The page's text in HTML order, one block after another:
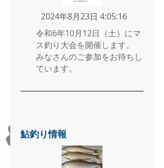
2024年8月23日 4:05:16
令和6年10月12日（土）にマ
ス釣り大会を開催します。
みなさんのご参加をお待ちし
ています。
鮎釣り情報